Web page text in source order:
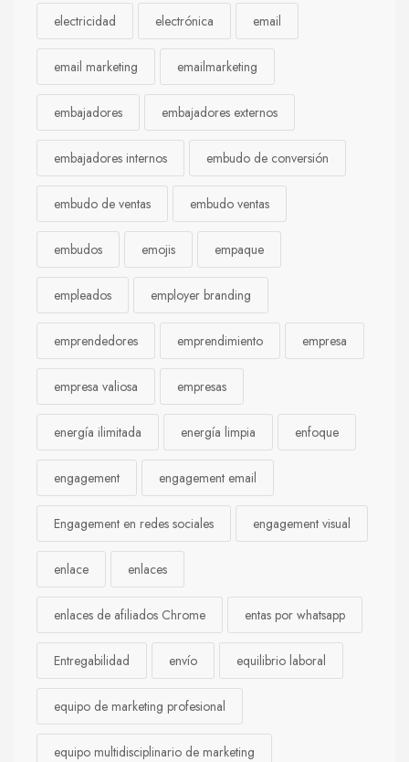
electricidad electrónica email
email marketing emailmarketing
embajadores embajadores externos
embajadores internos embudo de conversión
embudo de ventas embudo ventas
embudos emojis empaque
empleados employer branding
emprendedores emprendimiento empresa
empresa valiosa empresas
energía ilimitada energía limpia enfoque
engagement engagement email
Engagement en redes sociales engagement visual
enlace enlaces
enlaces de afiliados Chrome entas por whatsapp
Entregabilidad envío equilibrio laboral
equipo de marketing profesional
equipo multidisciplinario de marketing